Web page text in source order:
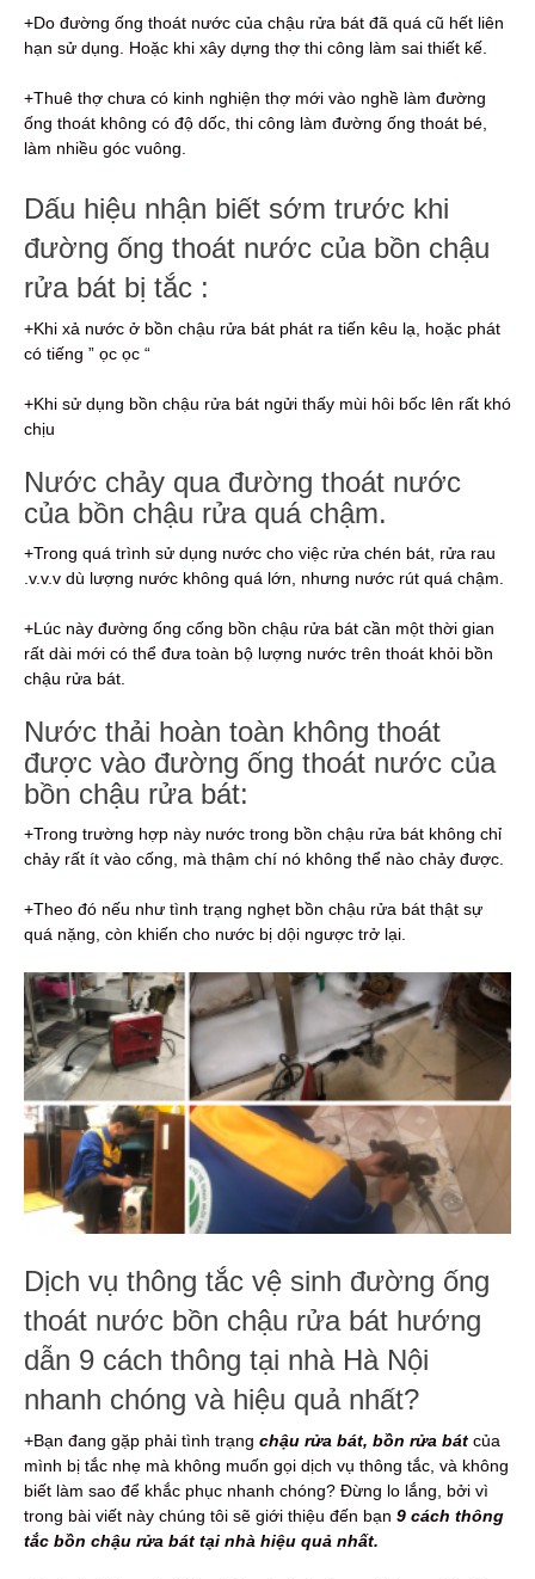
+Do đường ống thoát nước của chậu rửa bát đã quá cũ hết liên
hạn sử dụng. Hoặc khi xây dựng thợ thi công làm sai thiết kế.
+Thuê thợ chưa có kinh nghiện thợ mới vào nghề làm đường
ống thoát không có độ dốc, thi công làm đường ống thoát bé,
làm nhiều góc vuông.
Dấu hiệu nhận biết sớm trước khi
đường ống thoát nước của bồn chậu
rửa bát bị tắc :
+Khi xả nước ở bồn chậu rửa bát phát ra tiến kêu lạ, hoặc phát
có tiếng ” ọc ọc “
+Khi sử dụng bồn chậu rửa bát ngửi thấy mùi hôi bốc lên rất khó
chịu
Nước chảy qua đường thoát nước
của bồn chậu rửa quá chậm.
+Trong quá trình sử dụng nước cho việc rửa chén bát, rửa rau
.v.v.v dù lượng nước không quá lớn, nhưng nước rút quá chậm.
+Lúc này đường ống cống bồn chậu rửa bát cần một thời gian
rất dài mới có thể đưa toàn bộ lượng nước trên thoát khỏi bồn
chậu rửa bát.
Nước thải hoàn toàn không thoát
được vào đường ống thoát nước của
bồn chậu rửa bát:
+Trong trường hợp này nước trong bồn chậu rửa bát không chỉ
chảy rất ít vào cống, mà thậm chí nó không thể nào chảy được.
+Theo đó nếu như tình trạng nghẹt bồn chậu rửa bát thật sự
quá nặng, còn khiến cho nước bị dội ngược trở lại.
Dịch vụ thông tắc vệ sinh đường ống
thoát nước bồn chậu rửa bát hướng
dẫn 9 cách thông tại nhà Hà Nội
nhanh chóng và hiệu quả nhất?
+Bạn đang gặp phải tình trạng chậu rửa bát, bồn rửa bát của
mình bị tắc nhẹ mà không muốn gọi dịch vụ thông tắc, và không
biết làm sao để khắc phục nhanh chóng? Đừng lo lắng, bởi vì
trong bài viết này chúng tôi sẽ giới thiệu đến bạn 9 cách thông
tắc bồn chậu rửa bát tại nhà hiệu quả nhất.